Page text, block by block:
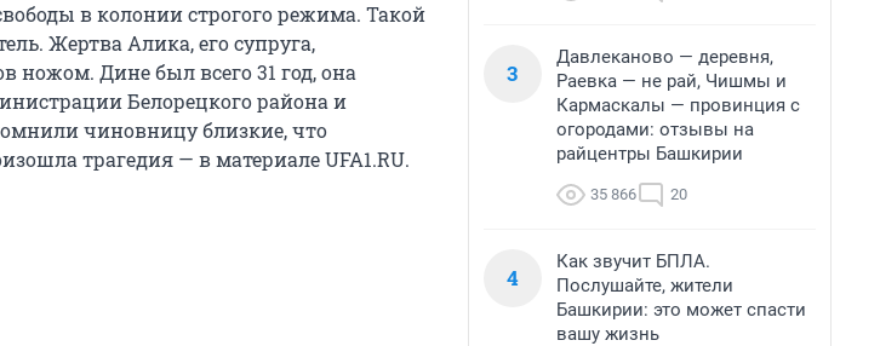
в колонии строгого режима. Такой
Жертва Алика, его супруга,
ножом. Дине был всего 31 год, она
Белорецкого района и
чиновницу близкие, что
трагедия — в материале UFA1.RU.
3
Давлеканово — деревня,
Раевка — не рай, Чишмы и
Кармаскалы — провинция с
огородами: отзывы на
райцентры Башкирии
35 866 20
4
Как звучит БПЛА.
Послушайте, жители
Башкирии: это может спасти
вашу жизнь